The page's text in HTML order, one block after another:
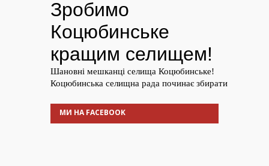
МИ НА FACEBOOK